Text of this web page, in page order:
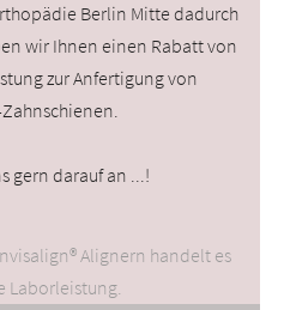
Berlin Mitte dadurch
wir Ihnen einen Rabatt von
zur Anfertigung von
gern darauf an ...!
Alignern handelt es
Laborleistung.